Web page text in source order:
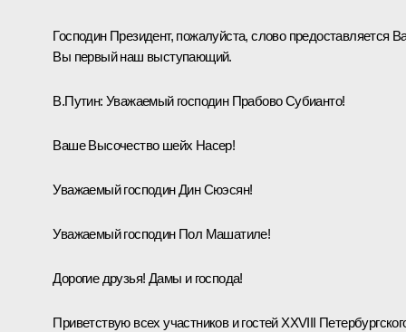
Господин Президент, пожалуйста, слово предоставляется
Вы первый наш выступающий.
В.Путин: Уважаемый господин Прабово Субианто!
Ваше Высочество шейх Насер!
Уважаемый господин Дин Сюэсян!
Уважаемый господин Пол Машатиле!
Дорогие друзья! Дамы и господа!
Приветствую всех участников и гостей XXVIII